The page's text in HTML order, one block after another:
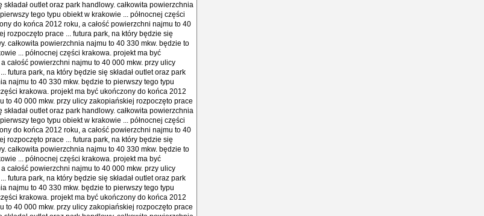
outlet oraz park handlowy. całkowita powierzchnia
tego typu obiekt w krakowie ... północnej części
do końca 2012 roku, a całość powierzchni najmu to 40
rozpoczęto prace ... futura park, na który będzie się
całkowita powierzchnia najmu to 40 330 mkw. będzie to
... północnej części krakowa. projekt ma być
całość powierzchni najmu to 40 000 mkw. przy ulicy
futura park, na który będzie się składał outlet oraz park
najmu to 40 330 mkw. będzie to pierwszy tego typu
krakowa. projekt ma być ukończony do końca 2012
to 40 000 mkw. przy ulicy zakopiańskiej rozpoczęto prace
outlet oraz park handlowy. całkowita powierzchnia
tego typu obiekt w krakowie ... północnej części
do końca 2012 roku, a całość powierzchni najmu to 40
rozpoczęto prace ... futura park, na który będzie się
całkowita powierzchnia najmu to 40 330 mkw. będzie to
... północnej części krakowa. projekt ma być
całość powierzchni najmu to 40 000 mkw. przy ulicy
futura park, na który będzie się składał outlet oraz park
najmu to 40 330 mkw. będzie to pierwszy tego typu
krakowa. projekt ma być ukończony do końca 2012
to 40 000 mkw. przy ulicy zakopiańskiej rozpoczęto prace